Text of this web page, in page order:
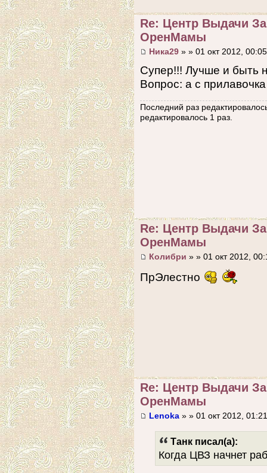
Re: Центр Выдачи
ОренМамы
Ника29 » » 01 окт 2012, 00:05
Супер!!! Лучше и быть
Вопрос: а с
Последний раз
редактировалось 1 раз.
Re: Центр Выдачи
ОренМамы
Колибри » » 01 окт 2012,
ПрЭлестно
Re: Центр Выдачи
ОренМамы
Lenoka » » 01 окт 2012, 01:21
Танк писал(а):
Когда ЦВЗ начнет